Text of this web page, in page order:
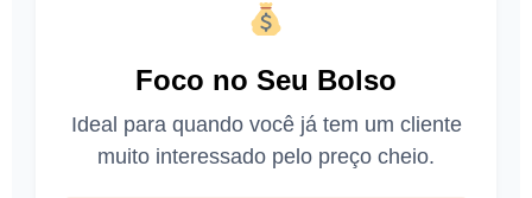
Foco no Seu Bolso
Ideal para quando você já tem um cliente
muito interessado pelo preço cheio.